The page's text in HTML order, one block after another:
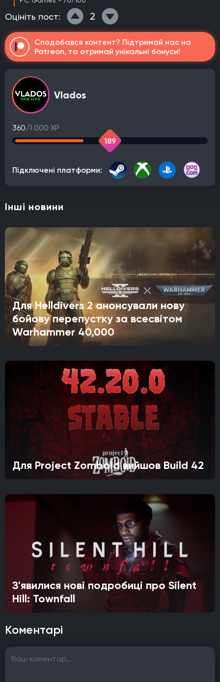
Оцініть пост: 2
Сподобався контент? Підтримай нас на
Patreon, та отримай унікальні бонуси!
Vlados
360/1 000 XP
189
Підключені платформи:
Інші новини
Для Helldivers 2 анонсували нову
бойову перепустку за всесвітом
Warhammer 40,000
Для Project Zomboid вийшов Build 42
З'явилися нові подробиці про Silent
Hill: Townfall
Коментарі